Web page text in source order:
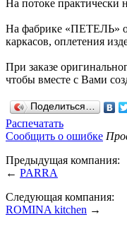
На потоке практически
На фабрике «ПЕТЕЛЬ»
каркасов, оплетения
При заказе
чтобы вместе с Вами
Поделиться…
Распечатать
Сообщить о ошибке
Предыдущая компания:
← PARRA
Следующая компания:
ROMINA kitchen →